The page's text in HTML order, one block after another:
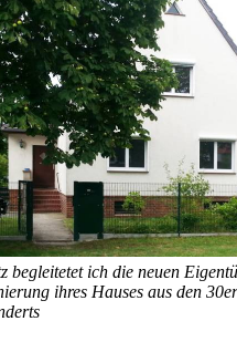
ich die neuen
ihres Hauses aus den